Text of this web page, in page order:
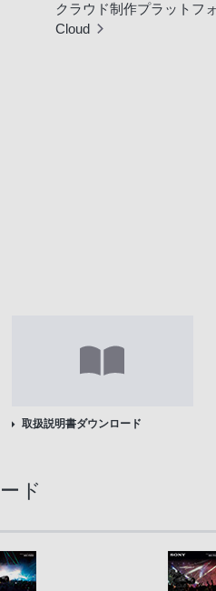
クラウド制作プラットフ
Cloud
取扱説明書ダウンロード
ド